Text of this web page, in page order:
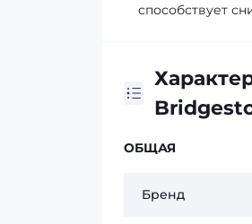
способствует
ОБЩАЯ
Бренд